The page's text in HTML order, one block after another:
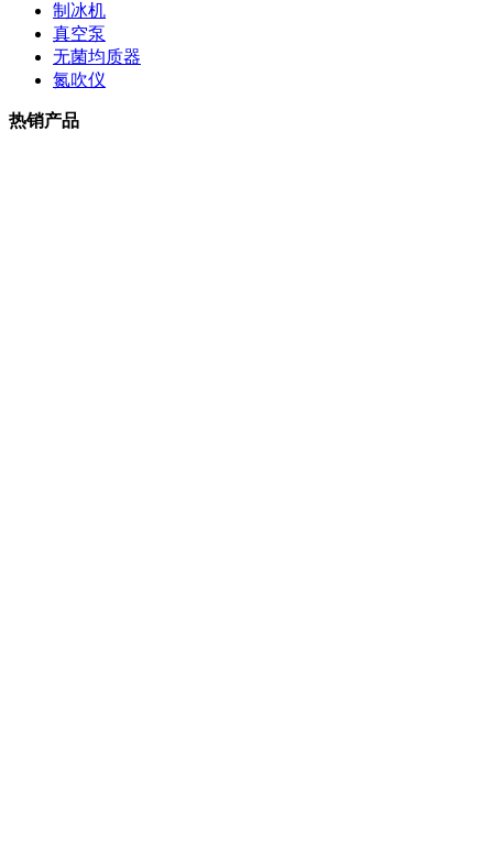
制冰机
真空泵
无菌均质器
氮吹仪
热销产品